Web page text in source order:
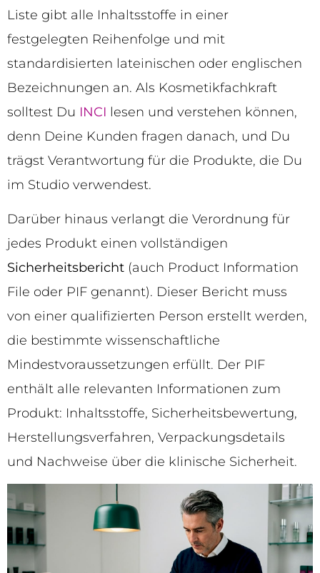
Liste gibt alle Inhaltsstoffe in einer
festgelegten Reihenfolge und mit
standardisierten lateinischen oder englischen
Bezeichnungen an. Als Kosmetikfachkraft
solltest Du INCI lesen und verstehen können,
denn Deine Kunden fragen danach, und Du
trägst Verantwortung für die Produkte, die Du
im Studio verwendest.
Darüber hinaus verlangt die Verordnung für
jedes Produkt einen vollständigen
Sicherheitsbericht (auch Product Information
File oder PIF genannt). Dieser Bericht muss
von einer qualifizierten Person erstellt werden,
die bestimmte wissenschaftliche
Mindestvoraussetzungen erfüllt. Der PIF
enthält alle relevanten Informationen zum
Produkt: Inhaltsstoffe, Sicherheitsbewertung,
Herstellungsverfahren, Verpackungsdetails
und Nachweise über die klinische Sicherheit.